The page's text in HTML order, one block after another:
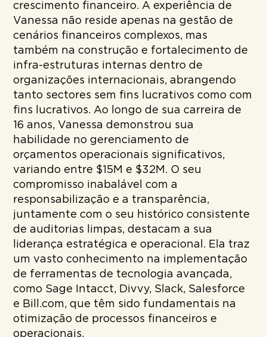
crescimento financeiro. A experiência de
Vanessa não reside apenas na gestão de
cenários financeiros complexos, mas
também na construção e fortalecimento de
infra-estruturas internas dentro de
organizações internacionais, abrangendo
tanto sectores sem fins lucrativos como com
fins lucrativos. Ao longo de sua carreira de
16 anos, Vanessa demonstrou sua
habilidade no gerenciamento de
orçamentos operacionais significativos,
variando entre $15M e $32M. O seu
compromisso inabalável com a
responsabilização e a transparência,
juntamente com o seu histórico consistente
de auditorias limpas, destacam a sua
liderança estratégica e operacional. Ela traz
um vasto conhecimento na implementação
de ferramentas de tecnologia avançada,
como Sage Intacct, Divvy, Slack, Salesforce
e Bill.com, que têm sido fundamentais na
otimização de processos financeiros e
operacionais.